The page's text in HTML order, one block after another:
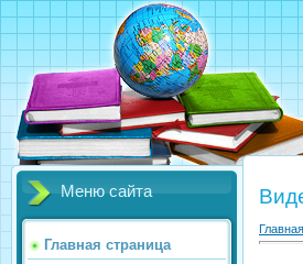
Меню сайта
Главная страница
Главная